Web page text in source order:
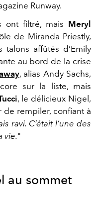
Runway.
ont filtré, mais Meryl
de Miranda Priestly,
affûtés d’Emily
au bord de la crise
, alias Andy Sachs,
sur la liste, mais
, le délicieux Nigel,
de rempiler, confiant à
ravi. C’était l’une des
vie."
au sommet